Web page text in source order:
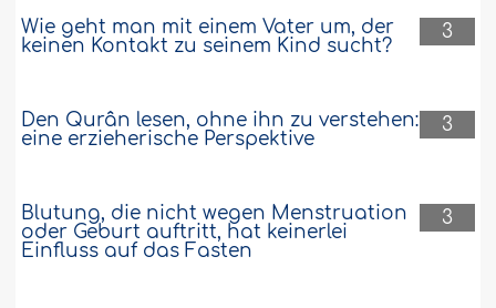
3
Wie geht man mit einem Vater um, der
keinen Kontakt zu seinem Kind sucht?
3
Den Qurân lesen, ohne ihn zu verstehen:
eine erzieherische Perspektive
3
Blutung, die nicht wegen Menstruation
oder Geburt auftritt, hat keinerlei
Einfluss auf das Fasten